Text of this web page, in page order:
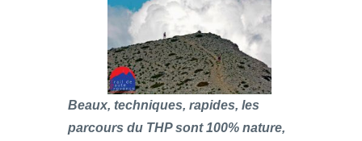
Beaux, techniques, rapides, les
parcours du THP sont 100% nature,